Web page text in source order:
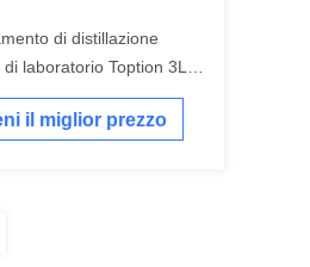
di distillazione
laboratorio Toption 3L
Evaporator
il miglior prezzo